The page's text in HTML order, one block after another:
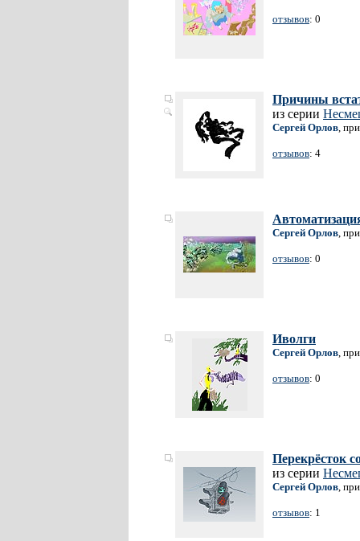
отзывов: 0
Причины
из серии
Сергей Орлов,
отзывов: 4
Сергей Орлов,
отзывов: 0
Иволги
Сергей Орлов,
отзывов: 0
Перекрёсток
из серии
Сергей Орлов,
отзывов: 1